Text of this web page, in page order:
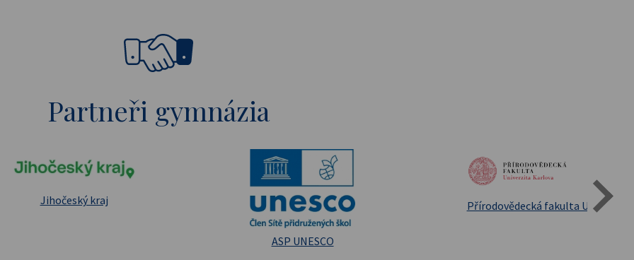
Partneři gymnázia
Masarykova universita
Státní oblastní archív Třeboň